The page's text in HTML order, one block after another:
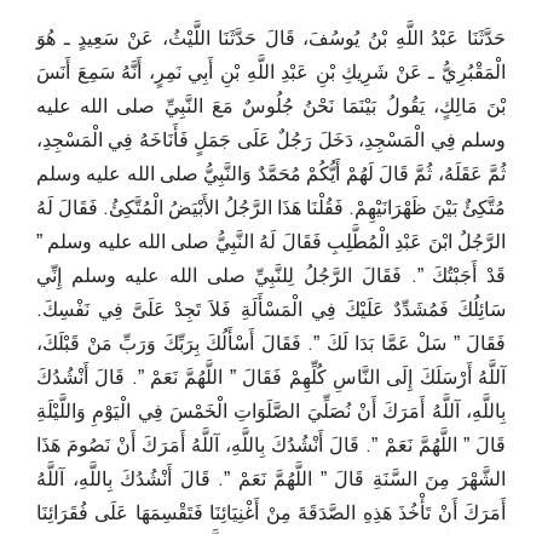
حَدَّثَنَا عَبْدُ اللَّهِ بْنُ يُوسُفَ، قَالَ حَدَّثَنَا اللَّيْثُ، عَنْ سَعِيدٍ ـ هُوَ
الْمَقْبُرِيُّ ـ عَنْ شَرِيكِ بْنِ عَبْدِ اللَّهِ بْنِ أَبِي نَمِرٍ، أَنَّهُ سَمِعَ أَنَسَ
بْنَ مَالِكٍ، يَقُولُ بَيْنَمَا نَحْنُ جُلُوسٌ مَعَ النَّبِيِّ صلى الله عليه
وسلم فِي الْمَسْجِدِ، دَخَلَ رَجُلٌ عَلَى جَمَلٍ فَأَنَاخَهُ فِي الْمَسْجِدِ،
ثُمَّ عَقَلَهُ، ثُمَّ قَالَ لَهُمْ أَيُّكُمْ مُحَمَّدٌ وَالنَّبِيُّ صلى الله عليه وسلم
مُتَّكِئٌ بَيْنَ ظَهْرَانَيْهِمْ‏.‏ فَقُلْنَا هَذَا الرَّجُلُ الأَبْيَضُ الْمُتَّكِئُ‏.‏ فَقَالَ لَهُ
الرَّجُلُ ابْنَ عَبْدِ الْمُطَّلِبِ فَقَالَ لَهُ النَّبِيُّ صلى الله عليه وسلم ‏”‏
قَدْ أَجَبْتُكَ ‏”‏‏.‏ فَقَالَ الرَّجُلُ لِلنَّبِيِّ صلى الله عليه وسلم إِنِّي
سَائِلُكَ فَمُشَدِّدٌ عَلَيْكَ فِي الْمَسْأَلَةِ فَلاَ تَجِدْ عَلَىَّ فِي نَفْسِكَ‏.‏
فَقَالَ ‏”‏ سَلْ عَمَّا بَدَا لَكَ ‏”‏‏.‏ فَقَالَ أَسْأَلُكَ بِرَبِّكَ وَرَبِّ مَنْ قَبْلَكَ،
آللَّهُ أَرْسَلَكَ إِلَى النَّاسِ كُلِّهِمْ فَقَالَ ‏”‏ اللَّهُمَّ نَعَمْ ‏”‏‏.‏ قَالَ أَنْشُدُكَ
بِاللَّهِ، آللَّهُ أَمَرَكَ أَنْ نُصَلِّيَ الصَّلَوَاتِ الْخَمْسَ فِي الْيَوْمِ وَاللَّيْلَةِ
قَالَ ‏”‏ اللَّهُمَّ نَعَمْ ‏”‏‏.‏ قَالَ أَنْشُدُكَ بِاللَّهِ، آللَّهُ أَمَرَكَ أَنْ نَصُومَ هَذَا
الشَّهْرَ مِنَ السَّنَةِ قَالَ ‏”‏ اللَّهُمَّ نَعَمْ ‏”‏‏.‏ قَالَ أَنْشُدُكَ بِاللَّهِ، آللَّهُ
أَمَرَكَ أَنْ تَأْخُذَ هَذِهِ الصَّدَقَةَ مِنْ أَغْنِيَائِنَا فَتَقْسِمَهَا عَلَى فُقَرَائِنَا